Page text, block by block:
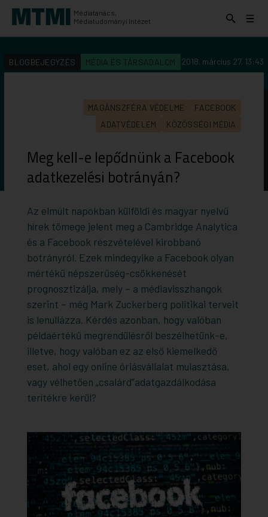
Médiatanács,
Médiatudományi Intézet
KERESÉS AZ INTÉZET ANYAGAI KÖZÖTT
indítása
Keresés
Menü
BLOGBEJEGYZÉS MÉDIA ÉS TÁRSADALOM 2018. március 27. 13:43
MAGÁNSZFÉRA VÉDELME
FACEBOOK
ADATVÉDELEM
KÖZÖSSÉGI MÉDIA
Meg kell-e lepődnünk a Facebook
adatkezelési botrányán?
Az elmúlt napokban külföldi és magyar nyelvű
hírek tömege jelent meg a Cambridge Analytica
és a Facebook részvételével kirobbanó
botrányról. Ezek mindegyike a Facebook olyan
mértékű népszerűség-csökkenését
prognosztizálja, mely – a médiavisszhangok
szerint – még Mark Zuckerberg politikai terveit
is lenullázza. Kérdés azonban, hogy valóban
példaértékű megrendülésről beszélhetünk-e,
illetve, hogy valóban ez az első kiemelkedő
eset, ahol egy online óriásvállalat mulasztása,
vagy vélhetően „csalárd”adatgazdálkodása
terítékre kerül?